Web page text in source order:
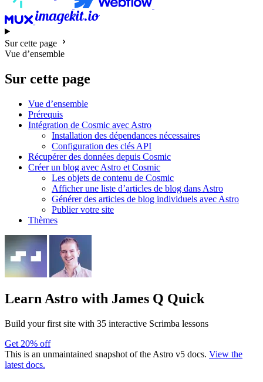
Sur cette page
Vue d’ensemble
Sur cette page
Vue d’ensemble
Prérequis
Intégration de Cosmic avec Astro
Installation des dépendances nécessaires
Configuration des clés API
Récupérer des données depuis Cosmic
Créer un blog avec Astro et Cosmic
Les objets de contenu de Cosmic
Afficher une liste d’articles de blog dans Astro
Générer des articles de blog individuels avec Astro
Publier votre site
Thèmes
Learn Astro with James Q Quick
Build your first site with 35 interactive Scrimba lessons
Get 20% off
This is an unmaintained snapshot of the Astro v5 docs. View the
latest docs.